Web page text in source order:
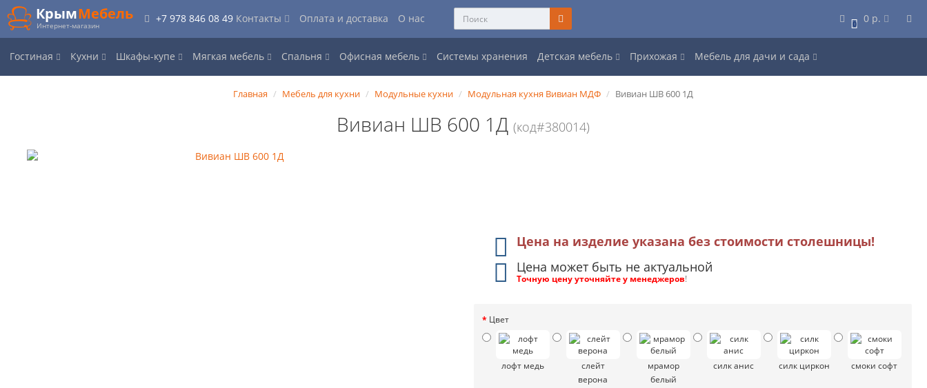
КрымМебель
Интернет-магазин
+7 978 846 08 49 Контакты Оплата и доставка О нас 0 0 р.
Гостиная Кухни Шкафы-купе Мягкая мебель Спальня Офисная мебель Системы хранения Детская мебель Прихожая Мебель для дачи и сада
Главная Мебель для кухни Модульные кухни Модульная кухня Вивиан МДФ Вивиан ШВ 600 1Д
Вивиан ШВ 600 1Д(код#380014)
Цена на изделие указана без стоимости столешницы!
Цена может быть не актуальной
Точную цену уточняйте у менеджеров!
Цвет
лофт медь
слейт
верона
мрамор
белый
силк анис силк циркон смоки софт